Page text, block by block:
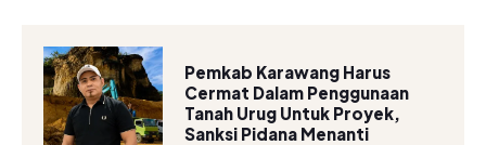
Pemkab Karawang Harus
Cermat Dalam Penggunaan
Tanah Urug Untuk Proyek,
Sanksi Pidana Menanti